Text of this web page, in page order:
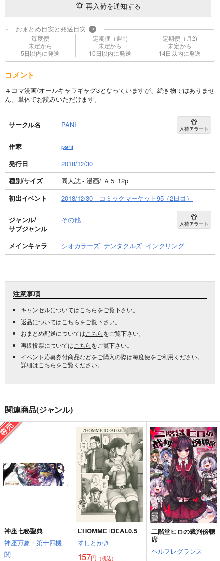
再入荷を通知する
おまとめ目安と発送目安 ?
毎度便
未定から
5日以内に発送
定期便（週1)
未定から
10日以内に発送
定期便（月2)
未定から
14日以内に発送
コメント
４コマ漫画/オールキャラギャグ3となっていますが、続き物ではありませ
ん。単体でお読みいただけます。
サークル名 PANI 入荷アラート
作家
pani
発行日
2018/12/30
種別/サイズ
同人誌 - 漫画/ Ａ５ 12p
初出イベント
2018/12/30 コミックマーケット95（2日目）
ジャンル/
サブジャンル
その他 入荷アラート
メインキャラ シオカラーズ テンタクルズ インクリング
注意事項
キャンセルについては こちらをご覧下さい。
返品については こちらをご覧下さい。
おまとめ配送については こちらをご覧下さい。
再販投票については こちらをご覧下さい。
イベント応募券付商品などをご購入の際は毎度便をご利用ください。
詳細は こちらをご覧ください。
関連商品(ジャンル)
神座七秘聖典
神座万象・第十四機
関
L’HOMME IDEAL0.5
すしとかき
157円 （税込）
二階堂ヒロの裁判傍聴
席
ヘルフレグランス